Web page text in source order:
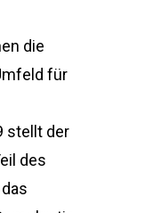
die
für
stellt der
des